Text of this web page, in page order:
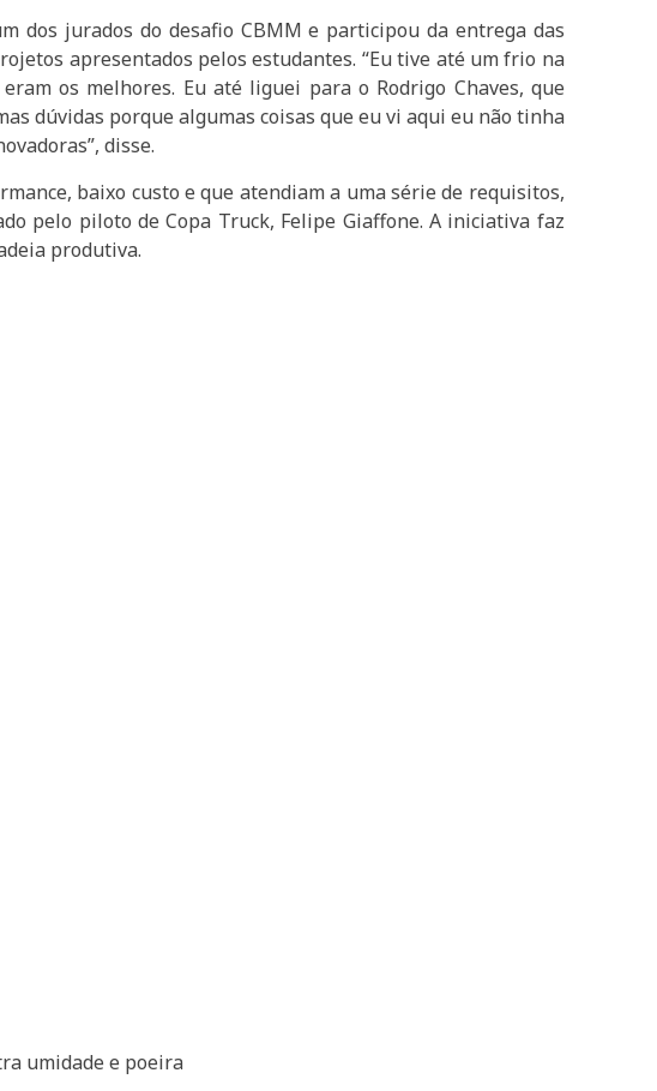
dos jurados do desafio CBMM e participou da entrega das
apresentados pelos estudantes. “Eu tive até um frio na
os melhores. Eu até liguei para o Rodrigo Chaves, que
dúvidas porque algumas coisas que eu vi aqui eu não tinha
disse.
baixo custo e que atendiam a uma série de requisitos,
pelo piloto de Copa Truck, Felipe Giaffone. A iniciativa faz
produtiva.
umidade e poeira